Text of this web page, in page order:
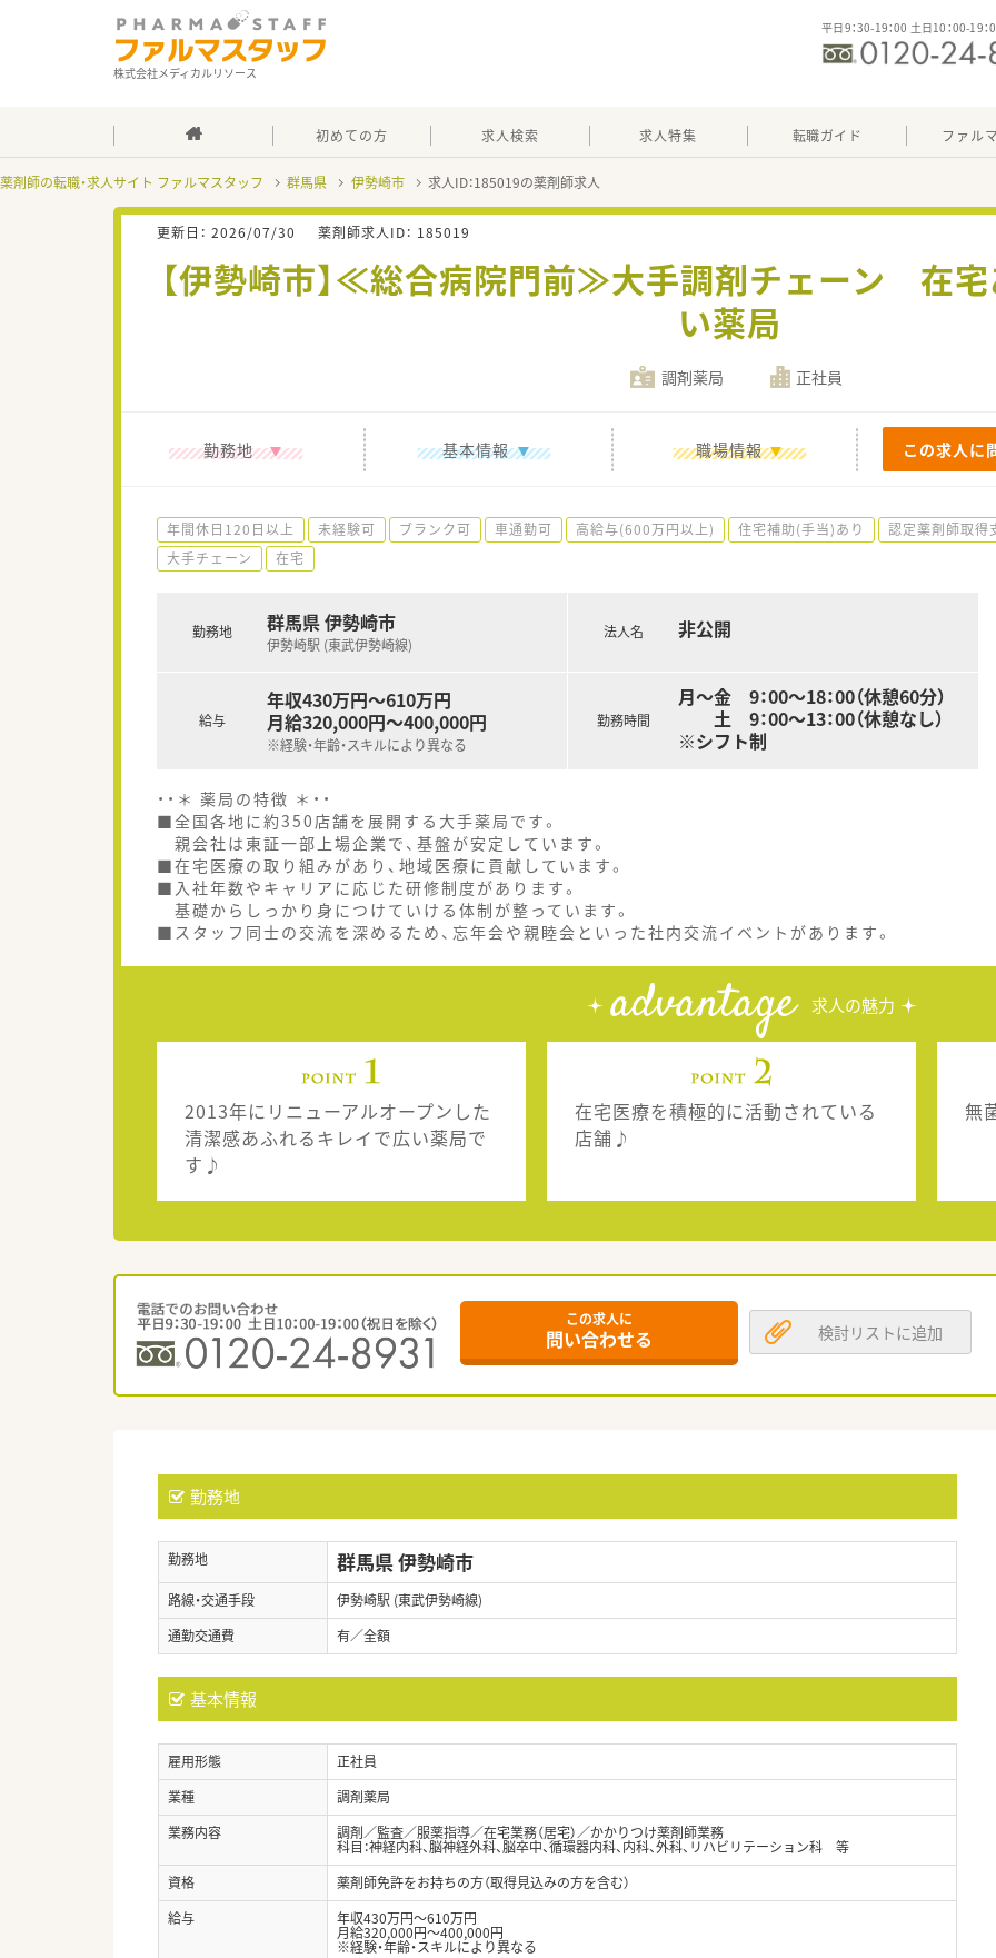
株式会社メディカルリソース
平日9：30-19：00 土日10：00-19：
初めての方 求人検索 求人特集 転職ガイド ファル
薬剤師の転職・求人サイト ファルマスタッフ 群馬県 伊勢崎市 求人ID：185019の薬剤師求人
更新日： 2026/07/30 薬剤師求人ID： 185019
【伊勢崎市】≪総合病院門前≫大手調剤チェーン 在
い薬局
調剤薬局 正社員
勤務地 基本情報 職場情報 この求人に
年間休日120日以上 未経験可 ブランク可 車通勤可 高給与(600万円以上) 住宅補助(手当)あり 認定薬剤師取得
大手チェーン
在宅
勤務地 群馬県 伊勢崎市
伊勢崎駅 (東武伊勢崎線)
給与
年収430万円～610万円
月給320,000円～400,000円
※経験・年齢・スキルにより異なる
法人名 非公開
勤務時間
月～金 9：00～18：00（休憩60分）
土 9：00～13：00（休憩なし）
※シフト制
・・＊ 薬局の特徴 ＊・・
■全国各地に約350店舗を展開する大手薬局です。
親会社は東証一部上場企業で、基盤が安定しています。
■在宅医療の取り組みがあり、地域医療に貢献しています。
■入社年数やキャリアに応じた研修制度があります。
基礎からしっかり身につけていける体制が整っています。
■スタッフ同士の交流を深めるため、忘年会や親睦会といった社内交流イベントがあります。
advantage 求人の魅力
2013年にリニューアルオープンした
清潔感あふれるキレイで広い薬局で
す♪
在宅医療を積極的に活動されている
店舗♪
無
この求人に
問い合わせる 検討リストに追加
勤務地
勤務地 群馬県 伊勢崎市
路線・交通手段
伊勢崎駅 (東武伊勢崎線)
通勤交通費
有／全額
基本情報
雇用形態
正社員
業種
調剤薬局
業務内容
調剤／監査／服薬指導／在宅業務（居宅）／かかりつけ薬剤師業務
科目：神経内科、脳神経外科、脳卒中、循環器内科、内科、外科、リハビリテーション科 等
資格
薬剤師免許をお持ちの方（取得見込みの方を含む）
給与
年収430万円～610万円
月給320,000円～400,000円
※経験・年齢・スキルにより異なる